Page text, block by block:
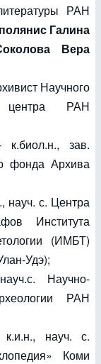
РАН
Галина
Вера
Научного
центра РАН
зав.
фонда Архива
науч. с. Центра
Института
(ИМБТ)
Удэ);
Научно-
РАН
науч. с.
Коми